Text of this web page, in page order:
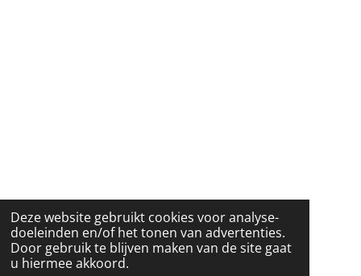
Deze website gebruikt cookies voor analyse-
doeleinden en/of het tonen van advertenties.
Door gebruik te blijven maken van de site gaat
u hiermee akkoord.